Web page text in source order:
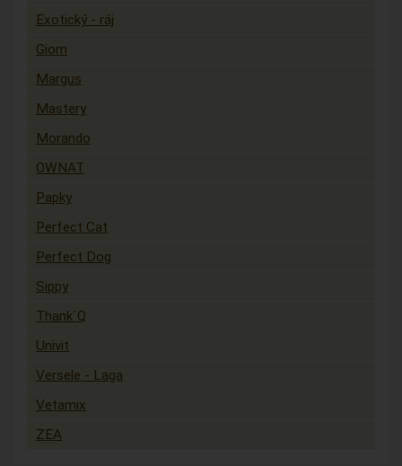
Exotický - ráj
Giom
Margus
Mastery
Morando
OWNAT
Papky
Perfect Cat
Perfect Dog
Sippy
Thank´Q
Univit
Versele - Laga
Vetamix
ZEA